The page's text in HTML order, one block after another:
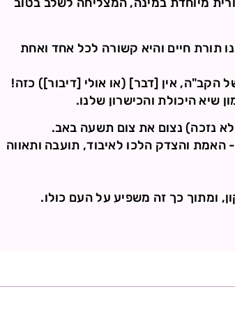
תורת חיים והיא קשורה לכל אחד ואחת
הקב"ה, אין [דבר] (או אולי [דיבור]) כזה!
שיא היכולת והכישרון שלנו.
נזכה) נצום את צום תשעה באב.
והצדק הלכו לאיבוד, תועבה ותאווה
ומתוך כך זה משפיע על העם כולו.